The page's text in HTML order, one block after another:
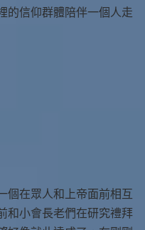
的信仰群體陪伴一個人走
個在眾人和上帝面前相互
和小會長老們在研究禮拜